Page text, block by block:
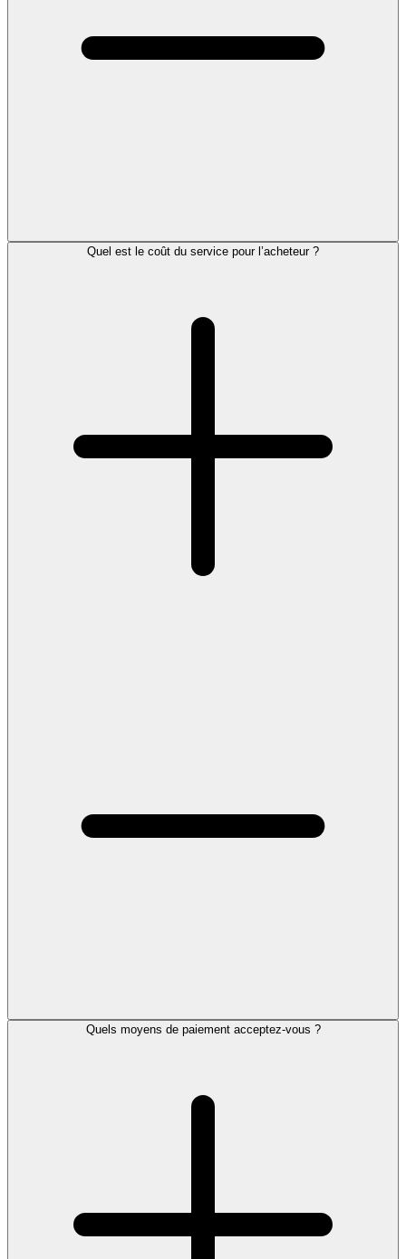
Quel est le coût du service pour l’acheteur ?
Quels moyens de paiement acceptez-vous ?